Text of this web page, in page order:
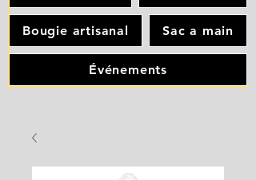
Bougie artisanal Sac a main
Événements